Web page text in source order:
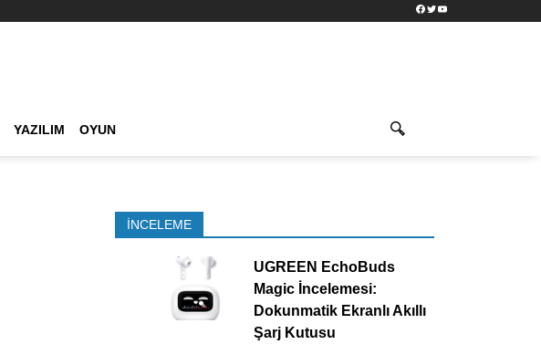
Facebook
TwitterYouTube
YAZILIM OYUN
İNCELEME
UGREEN EchoBuds
Magic İncelemesi:
Dokunmatik Ekranlı Akıllı
Şarj Kutusu